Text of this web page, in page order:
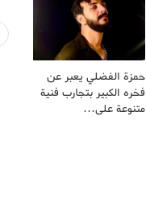
حمزة الفضلي يعبر عن
فخره الكبير بتجارب فنية
متنوعة على…